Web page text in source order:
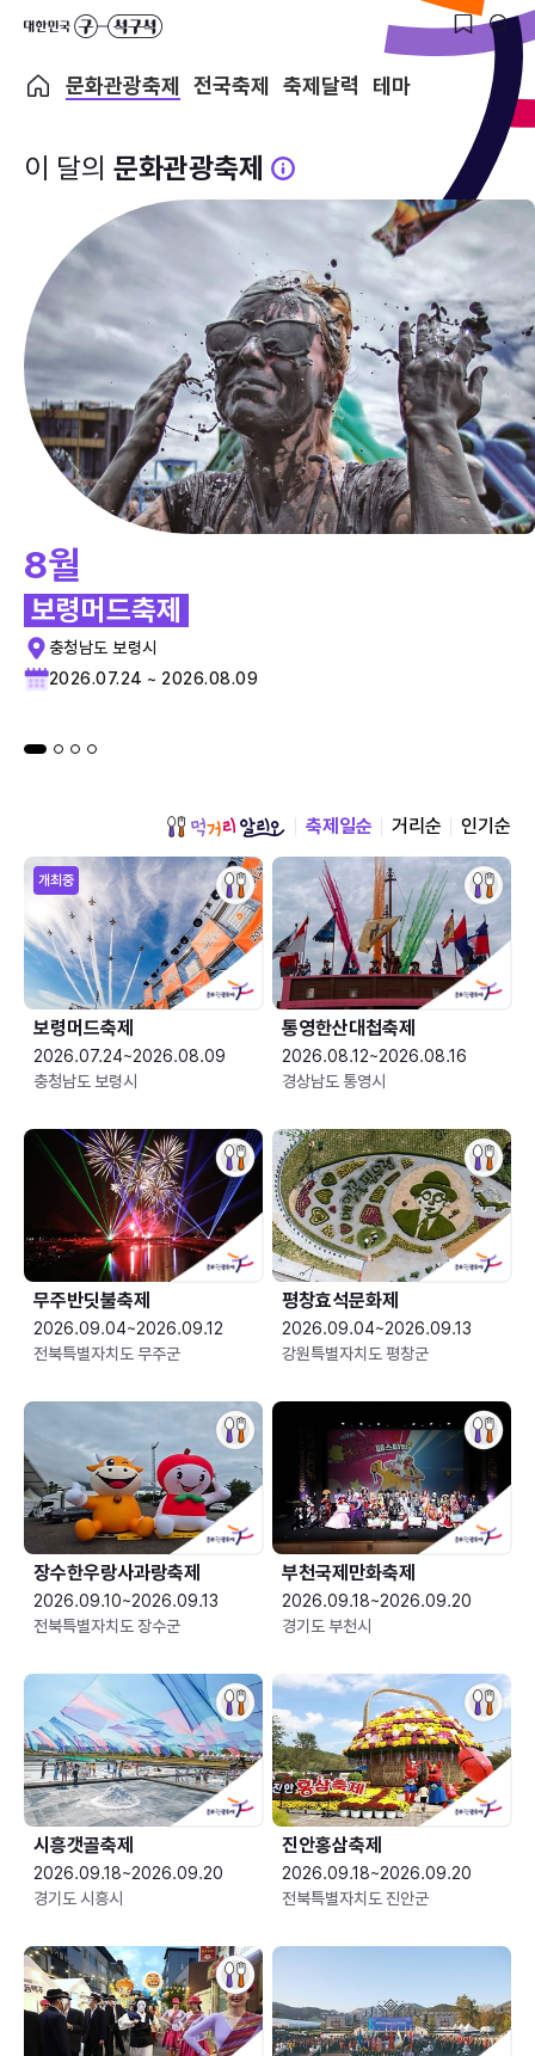
문화관광축제 전국축제 축제달력 테마
이 달의 문화관광축제
8월
보령머드축제
충청남도 보령시
2026.07.24 ~ 2026.08.09
축제일순 거리순 인기순
개최중
보령머드축제
2026.07.24~2026.08.09
충청남도 보령시
통영한산대첩축제
2026.08.12~2026.08.16
경상남도 통영시
무주반딧불축제
2026.09.04~2026.09.12
전북특별자치도 무주군
평창효석문화제
2026.09.04~2026.09.13
강원특별자치도 평창군
장수한우랑사과랑축제
2026.09.10~2026.09.13
전북특별자치도 장수군
부천국제만화축제
2026.09.18~2026.09.20
경기도 부천시
시흥갯골축제
2026.09.18~2026.09.20
경기도 시흥시
진안홍삼축제
2026.09.18~2026.09.20
전북특별자치도 진안군